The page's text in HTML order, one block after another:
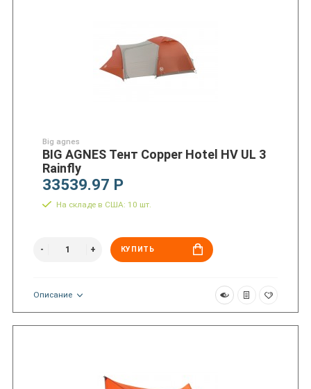
Big agnes
BIG AGNES Тент Copper Hotel HV UL 3
Rainfly
33539.97 Р
На складе в США: 10 шт.
КУПИТЬ
Описание